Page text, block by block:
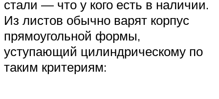
стали — что у кого есть в наличии.
Из листов обычно варят корпус
прямоугольной формы,
уступающий цилиндрическому по
таким критериям: